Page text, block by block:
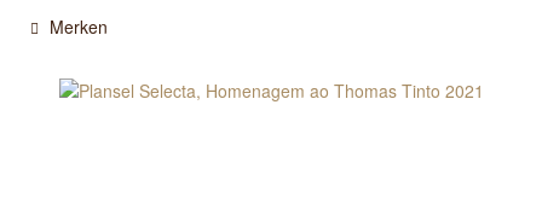
Merken